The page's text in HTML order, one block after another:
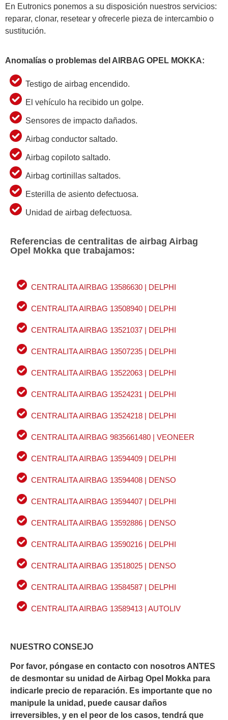
En Eutronics ponemos a su disposición nuestros servicios:
reparar, clonar, resetear y ofrecerle pieza de intercambio o
sustitución.
Anomalías o problemas del AIRBAG OPEL MOKKA:
Testigo de airbag encendido.
El vehículo ha recibido un golpe.
Sensores de impacto dañados.
Airbag conductor saltado.
Airbag copiloto saltado.
Airbag cortinillas saltados.
Esterilla de asiento defectuosa.
Unidad de airbag defectuosa.
Referencias de centralitas de airbag Airbag
Opel Mokka que trabajamos:
CENTRALITA AIRBAG 13586630 | DELPHI
CENTRALITA AIRBAG 13508940 | DELPHI
CENTRALITA AIRBAG 13521037 | DELPHI
CENTRALITA AIRBAG 13507235 | DELPHI
CENTRALITA AIRBAG 13522063 | DELPHI
CENTRALITA AIRBAG 13524231 | DELPHI
CENTRALITA AIRBAG 13524218 | DELPHI
CENTRALITA AIRBAG 9835661480 | VEONEER
CENTRALITA AIRBAG 13594409 | DELPHI
CENTRALITA AIRBAG 13594408 | DENSO
CENTRALITA AIRBAG 13594407 | DELPHI
CENTRALITA AIRBAG 13592886 | DENSO
CENTRALITA AIRBAG 13590216 | DELPHI
CENTRALITA AIRBAG 13518025 | DENSO
CENTRALITA AIRBAG 13584587 | DELPHI
CENTRALITA AIRBAG 13589413 | AUTOLIV
NUESTRO CONSEJO
Por favor, póngase en contacto con nosotros ANTES
de desmontar su unidad de Airbag Opel Mokka para
indicarle precio de reparación. Es importante que no
manipule la unidad, puede causar daños
irreversibles, y en el peor de los casos, tendrá que